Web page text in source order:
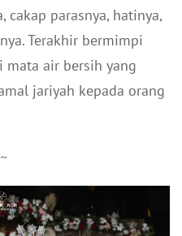
parasnya, hatinya,
Terakhir bermimpi
mata air bersih yang
jariyah kepada orang